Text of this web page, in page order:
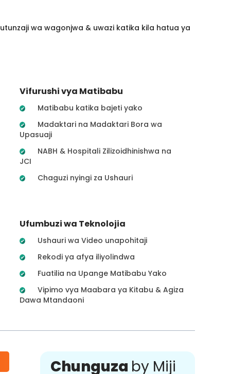
wa wagonjwa & uwazi katika kila hatua ya
Vifurushi vya Matibabu
Matibabu katika bajeti yako
Madaktari na Madaktari Bora wa
Upasuaji
NABH & Hospitali Zilizoidhinishwa na
JCI
Chaguzi nyingi za Ushauri
Ufumbuzi wa Teknolojia
Ushauri wa Video unapohitaji
Rekodi ya afya iliyolindwa
Fuatilia na Upange Matibabu Yako
Vipimo vya Maabara ya Kitabu & Agiza
Dawa Mtandaoni
Chunguza by Miji